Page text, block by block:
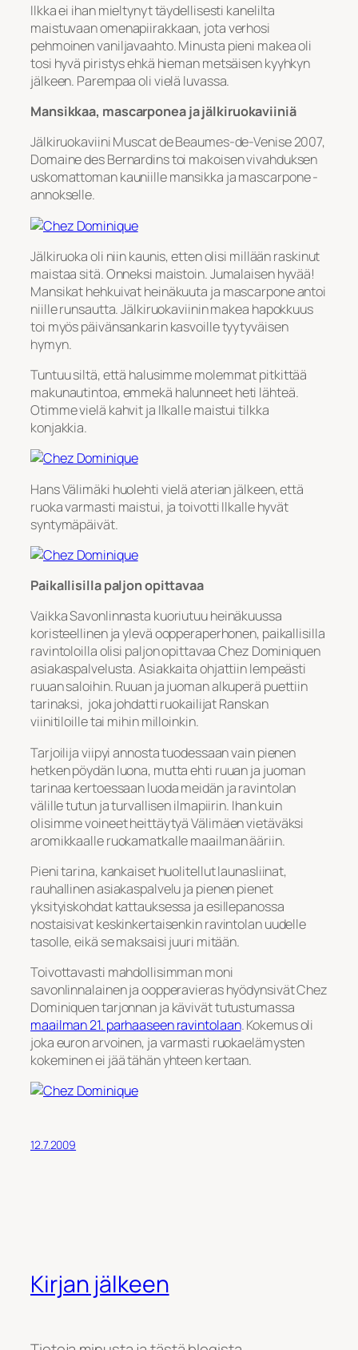
Ilkka ei ihan mieltynyt täydellisesti kanelilta
maistuvaan omenapiirakkaan, jota verhosi
pehmoinen vaniljavaahto. Minusta pieni makea oli
tosi hyvä piristys ehkä hieman metsäisen kyyhkyn
jälkeen. Parempaa oli vielä luvassa.
Mansikkaa, mascarponea ja jälkiruokaviiniä
Jälkiruokaviini Muscat de Beaumes-de-Venise 2007,
Domaine des Bernardins toi makoisen vivahduksen
uskomattoman kauniille mansikka ja mascarpone -
annokselle.
Jälkiruoka oli niin kaunis, etten olisi millään raskinut
maistaa sitä. Onneksi maistoin. Jumalaisen hyvää!
Mansikat hehkuivat heinäkuuta ja mascarpone antoi
niille runsautta. Jälkiruokaviinin makea hapokkuus
toi myös päivänsankarin kasvoille tyytyväisen
hymyn.
Tuntuu siltä, että halusimme molemmat pitkittää
makunautintoa, emmekä halunneet heti lähteä.
Otimme vielä kahvit ja Ilkalle maistui tilkka
konjakkia.
Hans Välimäki huolehti vielä aterian jälkeen, että
ruoka varmasti maistui, ja toivotti Ilkalle hyvät
syntymäpäivät.
Paikallisilla paljon opittavaa
Vaikka Savonlinnasta kuoriutuu heinäkuussa
koristeellinen ja ylevä oopperaperhonen, paikallisilla
ravintoloilla olisi paljon opittavaa Chez Dominiquen
asiakaspalvelusta. Asiakkaita ohjattiin lempeästi
ruuan saloihin. Ruuan ja juoman alkuperä puettiin
tarinaksi, joka johdatti ruokailijat Ranskan
viinitiloille tai mihin milloinkin.
Tarjoilija viipyi annosta tuodessaan vain pienen
hetken pöydän luona, mutta ehti ruuan ja juoman
tarinaa kertoessaan luoda meidän ja ravintolan
välille tutun ja turvallisen ilmapiirin. Ihan kuin
olisimme voineet heittäytyä Välimäen vietäväksi
aromikkaalle ruokamatkalle maailman ääriin.
Pieni tarina, kankaiset huolitellut launasliinat,
rauhallinen asiakaspalvelu ja pienen pienet
yksityiskohdat kattauksessa ja esillepanossa
nostaisivat keskinkertaisenkin ravintolan uudelle
tasolle, eikä se maksaisi juuri mitään.
Toivottavasti mahdollisimman moni
savonlinnalainen ja oopperavieras hyödynsivät Chez
Dominiquen tarjonnan ja kävivät tutustumassa
maailman 21. parhaaseen ravintolaan. Kokemus oli
joka euron arvoinen, ja varmasti ruokaelämysten
kokeminen ei jää tähän yhteen kertaan.
12.7.2009
Kirjan jälkeen